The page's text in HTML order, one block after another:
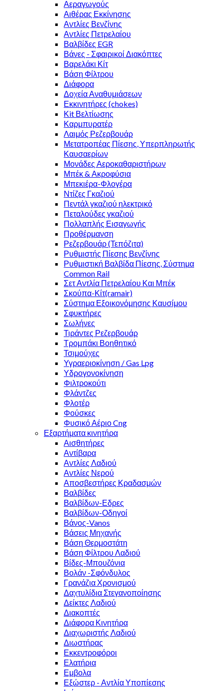
Αεραγωγούς
Αιθέρας Εκκίνησης
Αντλίες Βενζίνης
Αντλίες Πετρελαίου
Βαλβίδες EGR
Βάνες - Σφαιρικοί Διακόπτες
Βαρελάκι Κίτ
Βάση Φίλτρου
Διάφορα
Δοχεία Αναθυμιάσεων
Εκκινητήρες (chokes)
Κit Βελτίωσης
Καρμπυρατέρ
Λαιμός Ρεζερβουάρ
Μετατροπέας Πίεσης, Υπερπληρωτής
Καυσαερίων
Μονάδες Αεροκαθαριστήρων
Μπέκ & Ακροφύσια
Μπεκιέρα-Φλογέρα
Ντίζες Γκαζιού
Πεντάλ γκαζιού ηλεκτρικό
Πεταλούδες γκαζιού
Πολλαπλής Εισαγωγής
Προθέρμανση
Ρεζερβουάρ (Τεπόζιτα)
Ρυθμιστής Πίεσης Βενζίνης
Ρυθμιστική Βαλβίδα Πίεσης, Σύστημα
Common Rail
Σετ Αντλία Πετρελαίου Και Μπέκ
Σκούπα-Κίτ(ramair)
Σύστημα Εξοικονόμησης Καυσίμου
Σφυκτήρες
Σωλήνες
Τιράντες Ρεζερβουάρ
Τρομπάκι Βοηθητικό
Τσιμούχες
Υγραεριοκίνηση / Gas Lpg
Υδρογονοκίνηση
Φιλτροκούτι
Φλάντζες
Φλοτέρ
Φούσκες
Φυσικό Αέριο Cng
Εξαρτήματα κινητήρα
Αισθητήρες
Αντίβαρα
Αντλίες Λαδιού
Αντλίες Νερού
Αποσβεστήρες Κραδασμών
Βαλβίδες
Βαλβίδων-Εδρες
Βαλβίδων-Οδηγοί
Βάνος-Vanos
Βάσεις Μηχανής
Βάση Θερμοστάτη
Βάση Φίλτρου Λαδιού
Βίδες-Μπουζόνια
Βολάν -Σφόνδυλος
Γρανάζια Χρονισμού
Δαχτυλίδια Στεγανοποίησης
Δείκτες Λαδιού
Διακοπτές
Διάφορα Κινητήρα
Διαχωριστής Λαδιού
Διωστήρας
Εκκεντροφόροι
Ελατήρια
Εμβολα
Εξώστερ - Αντλία Υποπίεσης